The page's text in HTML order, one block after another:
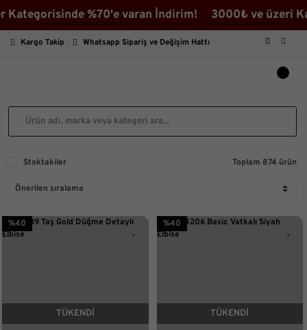
%70'e varan İndirim! 3000₺ ve üzeri
Kargo Takip Whatsapp Sipariş ve Değişim Hattı
Stoktakiler Toplam 874 ürün
%40
TÜKENDİ
%40
TÜKENDİ